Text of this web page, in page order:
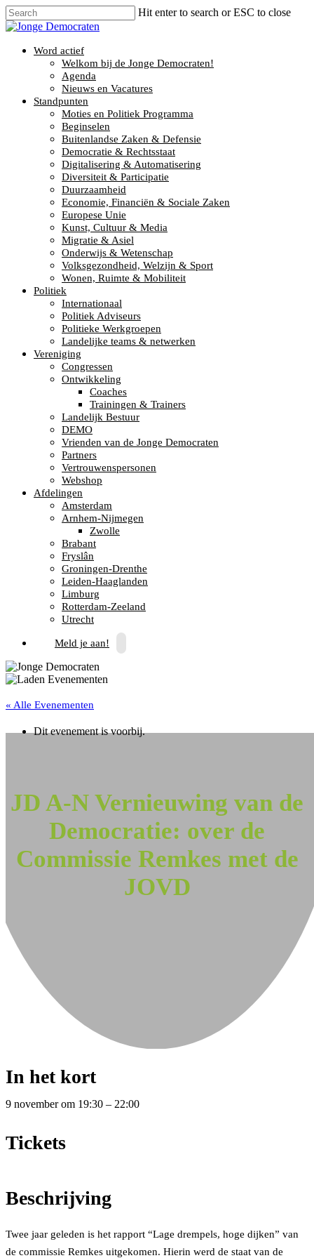
Hit enter to search or ESC to close
Word actief
Welkom bij de Jonge Democraten!
Agenda
Nieuws en Vacatures
Standpunten
Moties en Politiek Programma
Beginselen
Buitenlandse Zaken & Defensie
Democratie & Rechtsstaat
Digitalisering & Automatisering
Diversiteit & Participatie
Duurzaamheid
Economie, Financiën & Sociale Zaken
Europese Unie
Kunst, Cultuur & Media
Migratie & Asiel
Onderwijs & Wetenschap
Volksgezondheid, Welzijn & Sport
Wonen, Ruimte & Mobiliteit
Politiek
Internationaal
Politiek Adviseurs
Politieke Werkgroepen
Landelijke teams & netwerken
Vereniging
Congressen
Ontwikkeling
Coaches
Trainingen & Trainers
Landelijk Bestuur
DEMO
Vrienden van de Jonge Democraten
Partners
Vertrouwenspersonen
Webshop
Afdelingen
Amsterdam
Arnhem-Nijmegen
Zwolle
Brabant
Fryslân
Groningen-Drenthe
Leiden-Haaglanden
Limburg
Rotterdam-Zeeland
Utrecht
Meld je aan!
« Alle Evenementen
Dit evenement is voorbij.
JD A-N Vernieuwing van de
Democratie: over de
Commissie Remkes met de
JOVD
In het kort
9 novemberom 19:30 – 22:00
Tickets
Beschrijving
Twee jaar geleden is het rapport “Lage drempels, hoge dijken” van
de commissie Remkes uitgekomen. Hierin werd de staat van de